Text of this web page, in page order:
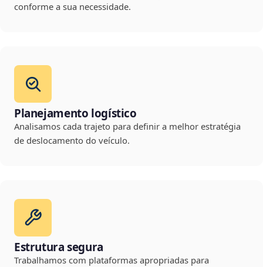
conforme a sua necessidade.
Planejamento logístico
Analisamos cada trajeto para definir a melhor estratégia
de deslocamento do veículo.
Estrutura segura
Trabalhamos com plataformas apropriadas para